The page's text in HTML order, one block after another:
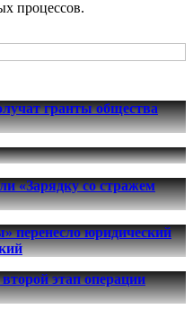
процессов.
гранты общества
«Зарядку со стражем
перенесло юридический
этап операции